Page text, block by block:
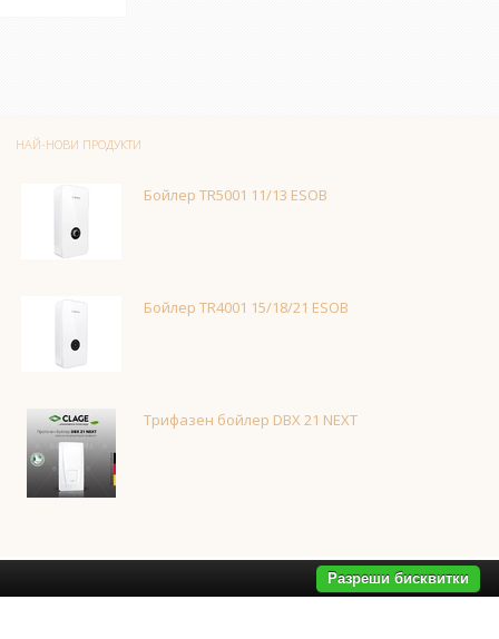
НАЙ-НОВИ ПРОДУКТИ
Бойлер TR5001 11/13 ESOB
Бойлер TR4001 15/18/21 ESOB
Трифазен бойлер DBX 21 NEXT
Разреши бисквитки